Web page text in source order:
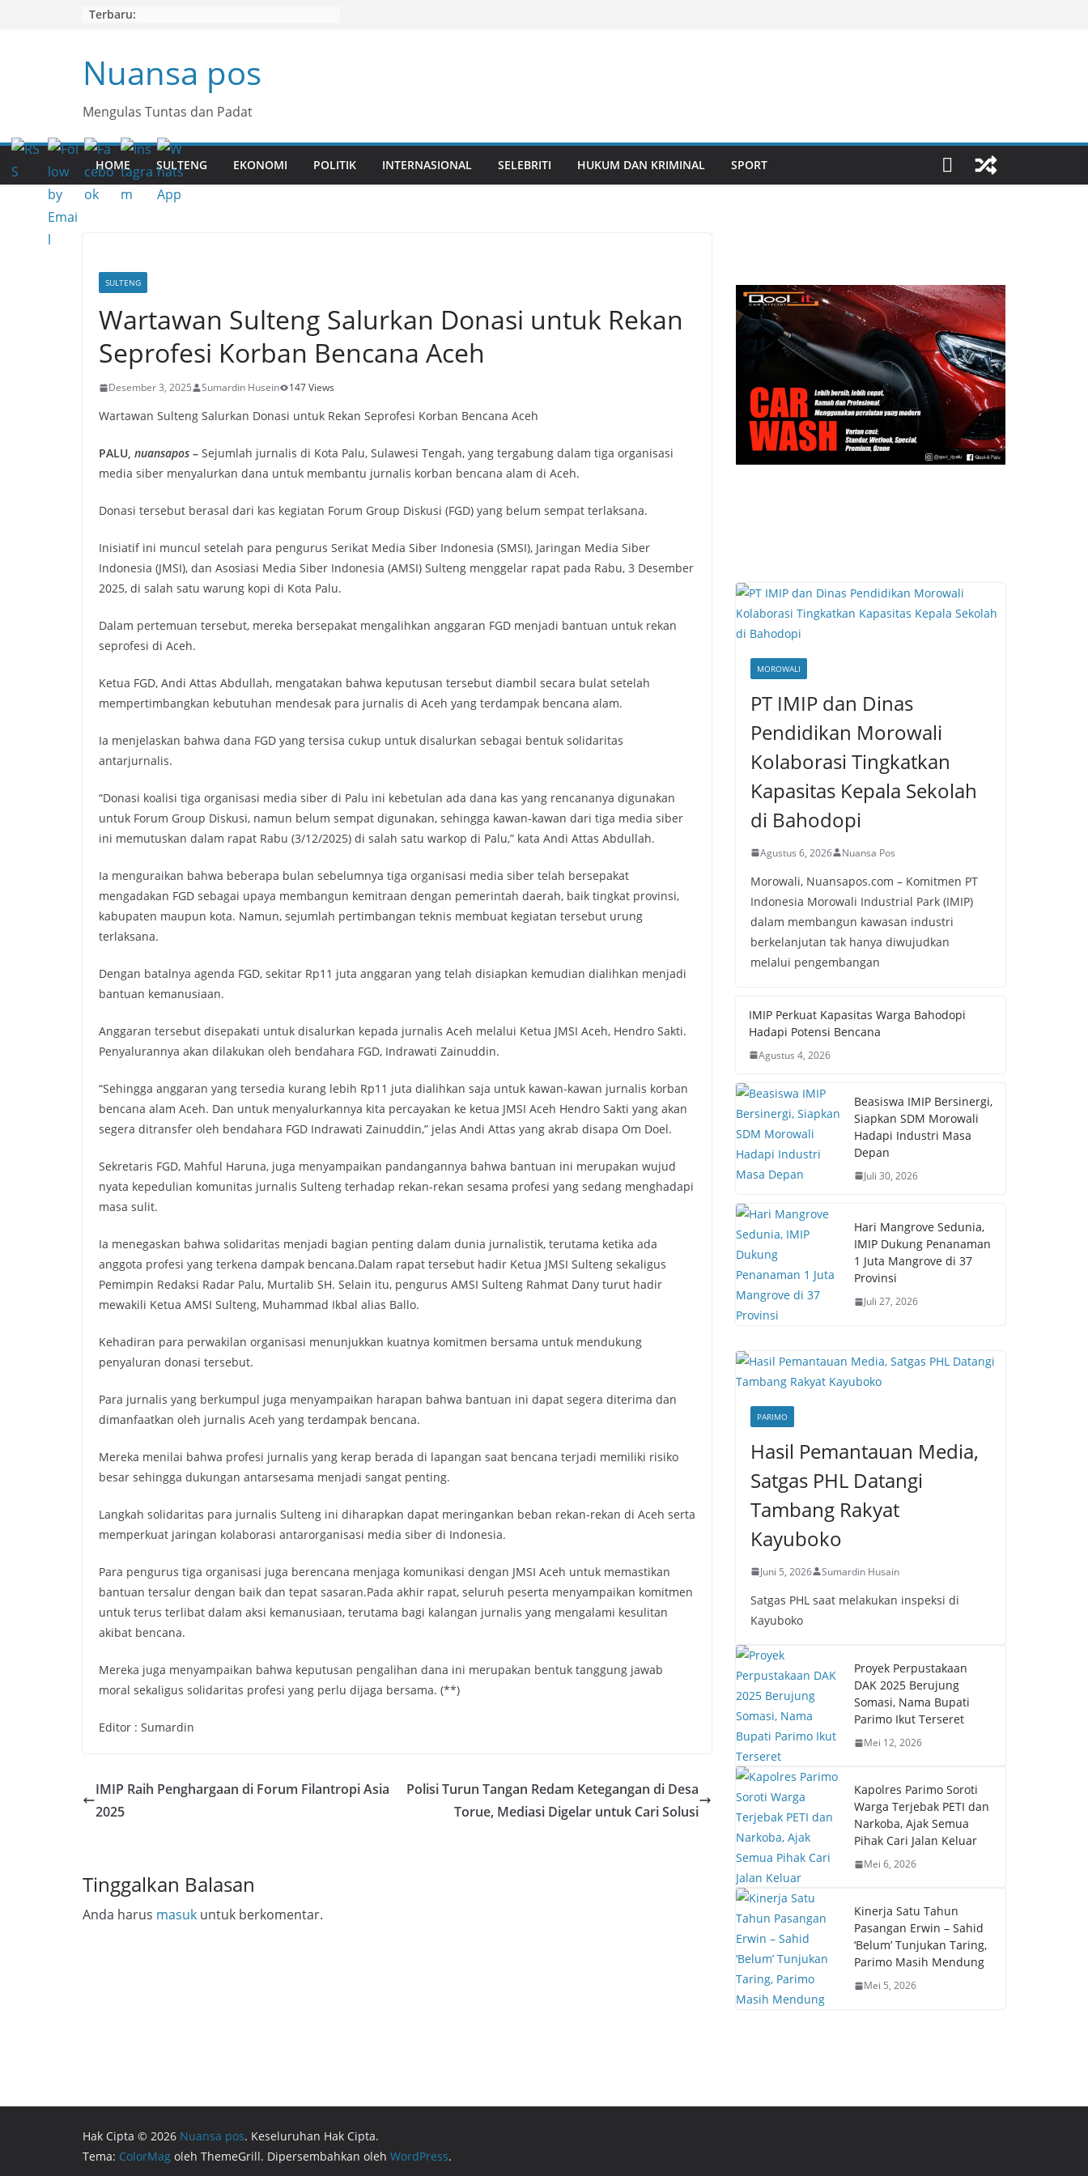
Terbaru:
Nuansa pos
Mengulas Tuntas dan Padat
HOME SULTENG EKONOMI POLITIK INTERNASIONAL SELEBRITI HUKUM DAN KRIMINAL SPORT
SULTENG
Wartawan Sulteng Salurkan Donasi untuk Rekan
Seprofesi Korban Bencana Aceh
Desember 3, 2025 Sumardin Husein 147 Views
Wartawan Sulteng Salurkan Donasi untuk Rekan Seprofesi Korban Bencana Aceh
PALU, nuansapos – Sejumlah jurnalis di Kota Palu, Sulawesi Tengah, yang tergabung dalam tiga organisasi
media siber menyalurkan dana untuk membantu jurnalis korban bencana alam di Aceh.
Donasi tersebut berasal dari kas kegiatan Forum Group Diskusi (FGD) yang belum sempat terlaksana.
Inisiatif ini muncul setelah para pengurus Serikat Media Siber Indonesia (SMSI), Jaringan Media Siber
Indonesia (JMSI), dan Asosiasi Media Siber Indonesia (AMSI) Sulteng menggelar rapat pada Rabu, 3 Desember
2025, di salah satu warung kopi di Kota Palu.
Dalam pertemuan tersebut, mereka bersepakat mengalihkan anggaran FGD menjadi bantuan untuk rekan
seprofesi di Aceh.
Ketua FGD, Andi Attas Abdullah, mengatakan bahwa keputusan tersebut diambil secara bulat setelah
mempertimbangkan kebutuhan mendesak para jurnalis di Aceh yang terdampak bencana alam.
Ia menjelaskan bahwa dana FGD yang tersisa cukup untuk disalurkan sebagai bentuk solidaritas
antarjurnalis.
“Donasi koalisi tiga organisasi media siber di Palu ini kebetulan ada dana kas yang rencananya digunakan
untuk Forum Group Diskusi, namun belum sempat digunakan, sehingga kawan-kawan dari tiga media siber
ini memutuskan dalam rapat Rabu (3/12/2025) di salah satu warkop di Palu,” kata Andi Attas Abdullah.
Ia menguraikan bahwa beberapa bulan sebelumnya tiga organisasi media siber telah bersepakat
mengadakan FGD sebagai upaya membangun kemitraan dengan pemerintah daerah, baik tingkat provinsi,
kabupaten maupun kota. Namun, sejumlah pertimbangan teknis membuat kegiatan tersebut urung
terlaksana.
Dengan batalnya agenda FGD, sekitar Rp11 juta anggaran yang telah disiapkan kemudian dialihkan menjadi
bantuan kemanusiaan.
Anggaran tersebut disepakati untuk disalurkan kepada jurnalis Aceh melalui Ketua JMSI Aceh, Hendro Sakti.
Penyalurannya akan dilakukan oleh bendahara FGD, Indrawati Zainuddin.
“Sehingga anggaran yang tersedia kurang lebih Rp11 juta dialihkan saja untuk kawan-kawan jurnalis korban
bencana alam Aceh. Dan untuk menyalurkannya kita percayakan ke ketua JMSI Aceh Hendro Sakti yang akan
segera ditransfer oleh bendahara FGD Indrawati Zainuddin,” jelas Andi Attas yang akrab disapa Om Doel.
Sekretaris FGD, Mahful Haruna, juga menyampaikan pandangannya bahwa bantuan ini merupakan wujud
nyata kepedulian komunitas jurnalis Sulteng terhadap rekan-rekan sesama profesi yang sedang menghadapi
masa sulit.
Ia menegaskan bahwa solidaritas menjadi bagian penting dalam dunia jurnalistik, terutama ketika ada
anggota profesi yang terkena dampak bencana.Dalam rapat tersebut hadir Ketua JMSI Sulteng sekaligus
Pemimpin Redaksi Radar Palu, Murtalib SH. Selain itu, pengurus AMSI Sulteng Rahmat Dany turut hadir
mewakili Ketua AMSI Sulteng, Muhammad Ikbal alias Ballo.
Kehadiran para perwakilan organisasi menunjukkan kuatnya komitmen bersama untuk mendukung
penyaluran donasi tersebut.
Para jurnalis yang berkumpul juga menyampaikan harapan bahwa bantuan ini dapat segera diterima dan
dimanfaatkan oleh jurnalis Aceh yang terdampak bencana.
Mereka menilai bahwa profesi jurnalis yang kerap berada di lapangan saat bencana terjadi memiliki risiko
besar sehingga dukungan antarsesama menjadi sangat penting.
Langkah solidaritas para jurnalis Sulteng ini diharapkan dapat meringankan beban rekan-rekan di Aceh serta
memperkuat jaringan kolaborasi antarorganisasi media siber di Indonesia.
Para pengurus tiga organisasi juga berencana menjaga komunikasi dengan JMSI Aceh untuk memastikan
bantuan tersalur dengan baik dan tepat sasaran.Pada akhir rapat, seluruh peserta menyampaikan komitmen
untuk terus terlibat dalam aksi kemanusiaan, terutama bagi kalangan jurnalis yang mengalami kesulitan
akibat bencana.
Mereka juga menyampaikan bahwa keputusan pengalihan dana ini merupakan bentuk tanggung jawab
moral sekaligus solidaritas profesi yang perlu dijaga bersama. (**)
Editor : Sumardin
IMIP Raih Penghargaan di Forum Filantropi Asia
2025
Polisi Turun Tangan Redam Ketegangan di Desa
Torue, Mediasi Digelar untuk Cari Solusi
Tinggalkan Balasan
Anda harus masuk untuk berkomentar.
MOROWALI
PT IMIP dan Dinas
Pendidikan Morowali
Kolaborasi Tingkatkan
Kapasitas Kepala Sekolah
di Bahodopi
Agustus 6, 2026 Nuansa Pos
Morowali, Nuansapos.com – Komitmen PT
Indonesia Morowali Industrial Park (IMIP)
dalam membangun kawasan industri
berkelanjutan tak hanya diwujudkan
melalui pengembangan
IMIP Perkuat Kapasitas Warga Bahodopi
Hadapi Potensi Bencana
Agustus 4, 2026
Beasiswa IMIP Bersinergi,
Siapkan SDM Morowali
Hadapi Industri Masa
Depan
Juli 30, 2026
Hari Mangrove Sedunia,
IMIP Dukung Penanaman
1 Juta Mangrove di 37
Provinsi
Juli 27, 2026
PARIMO
Hasil Pemantauan Media,
Satgas PHL Datangi
Tambang Rakyat
Kayuboko
Juni 5, 2026 Sumardin Husain
Satgas PHL saat melakukan inspeksi di
Kayuboko
Proyek Perpustakaan
DAK 2025 Berujung
Somasi, Nama Bupati
Parimo Ikut Terseret
Mei 12, 2026
Kapolres Parimo Soroti
Warga Terjebak PETI dan
Narkoba, Ajak Semua
Pihak Cari Jalan Keluar
Mei 6, 2026
Kinerja Satu Tahun
Pasangan Erwin – Sahid
‘Belum’ Tunjukan Taring,
Parimo Masih Mendung
Mei 5, 2026
Hak Cipta © 2026 Nuansa pos. Keseluruhan Hak Cipta.
Tema: ColorMag oleh ThemeGrill. Dipersembahkan oleh WordPress.